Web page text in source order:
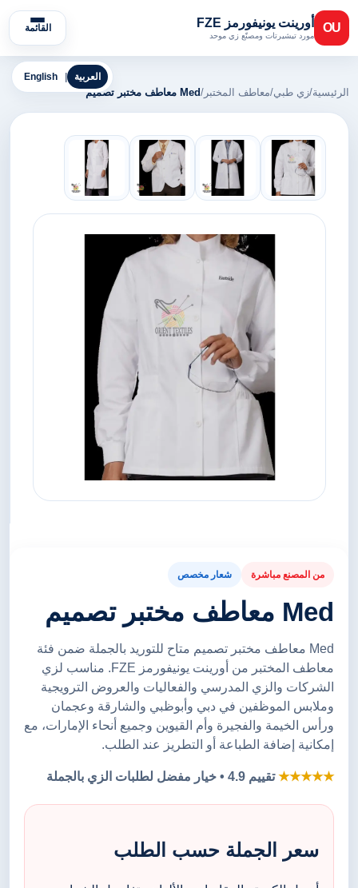
OU أورينت يونيفورمز FZE
مورد تيشيرتات ومصنّع زي موحد
القائمة
English العربية
الرئيسية/زي طبي/معاطف المختبر /Med معاطف مختبر تصميم
من المصنع مباشرة شعار مخصص
Med معاطف مختبر تصميم
Med معاطف مختبر تصميم متاح للتوريد بالجملة ضمن فئة
معاطف المختبر من أورينت يونيفورمز FZE. مناسب لزي
الشركات والزي المدرسي والفعاليات والعروض الترويجية
وملابس الموظفين في دبي وأبوظبي والشارقة وعجمان
ورأس الخيمة والفجيرة وأم القيوين وجميع أنحاء الإمارات، مع
إمكانية إضافة الطباعة أو التطريز عند الطلب.
★★★★★تقييم 4.9 • خيار مفضل لطلبات الزي بالجملة
سعر الجملة حسب الطلب